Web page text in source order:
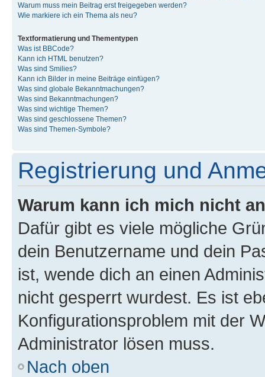
Warum muss mein Beitrag erst freigegeben werden?
Wie markiere ich ein Thema als neu?
Textformatierung und Thementypen
Was ist BBCode?
Kann ich HTML benutzen?
Was sind Smilies?
Kann ich Bilder in meine Beiträge einfügen?
Was sind globale Bekanntmachungen?
Was sind Bekanntmachungen?
Was sind wichtige Themen?
Was sind geschlossene Themen?
Was sind Themen-Symbole?
Registrierung und
Warum kann ich mich nicht
Dafür gibt es viele mögliche
dein Benutzername und dein
ist, wende dich an einen
nicht gesperrt wurdest. Es ist
Konfigurationsproblem mit der
Administrator lösen muss.
Nach oben